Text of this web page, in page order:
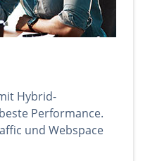
Hybrid-
Performance.
und Webspace